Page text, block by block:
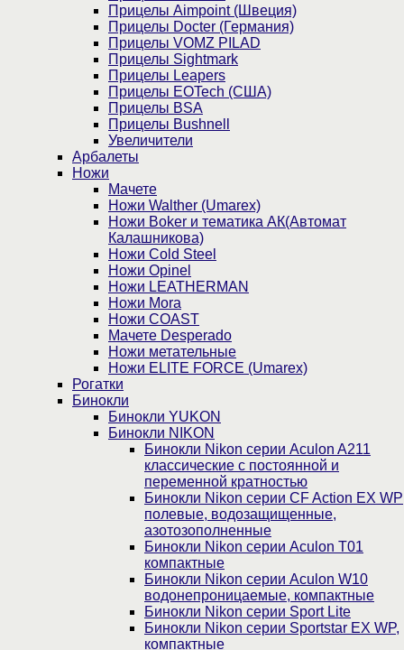
Прицелы Aimpoint (Швеция)
Прицелы Docter (Германия)
Прицелы VOMZ PILAD
Прицелы Sightmark
Прицелы Leapers
Прицелы EOTech (США)
Прицелы BSA
Прицелы Bushnell
Увеличители
Арбалеты
Ножи
Мачете
Ножи Walther (Umarex)
Ножи Boker и тематика АК(Автомат
Калашникова)
Ножи Cold Steel
Ножи Opinel
Ножи LEATHERMAN
Ножи Mora
Ножи COAST
Мачете Desperado
Ножи метательные
Ножи ELITE FORCE (Umarex)
Рогатки
Бинокли
Бинокли YUKON
Бинокли NIKON
Бинокли Nikon серии Aculon A211
классические с постоянной и
переменной кратностью
Бинокли Nikon серии СF Action EX WP
полевые, водозащищенные,
азотозополненные
Бинокли Nikon серии Aculon T01
компактные
Бинокли Nikon серии Aculon W10
водонепроницаемые, компактные
Бинокли Nikon серии Sport Lite
Бинокли Nikon серии Sportstar EX WP,
компактные